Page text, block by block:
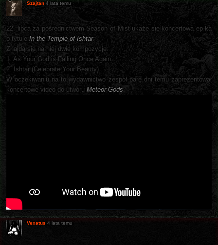
Szajtan 4 lata temu
22. lipca za pośrednictwem Season of Mist ukaże się koncertowa ep-ka
o tytule In the Temple of Ishtar.
Znajdą się na niej dwie kompozycje:
1. As Your God is Failing Once Again
2. Ishtar (Celebrate Your Beauty)
W oczekiwaniu na to wydawnictwo zespół parę dni temu zaprezentował
koncertowe video do utworu Meteor Gods.
Vexatus 4 lata temu